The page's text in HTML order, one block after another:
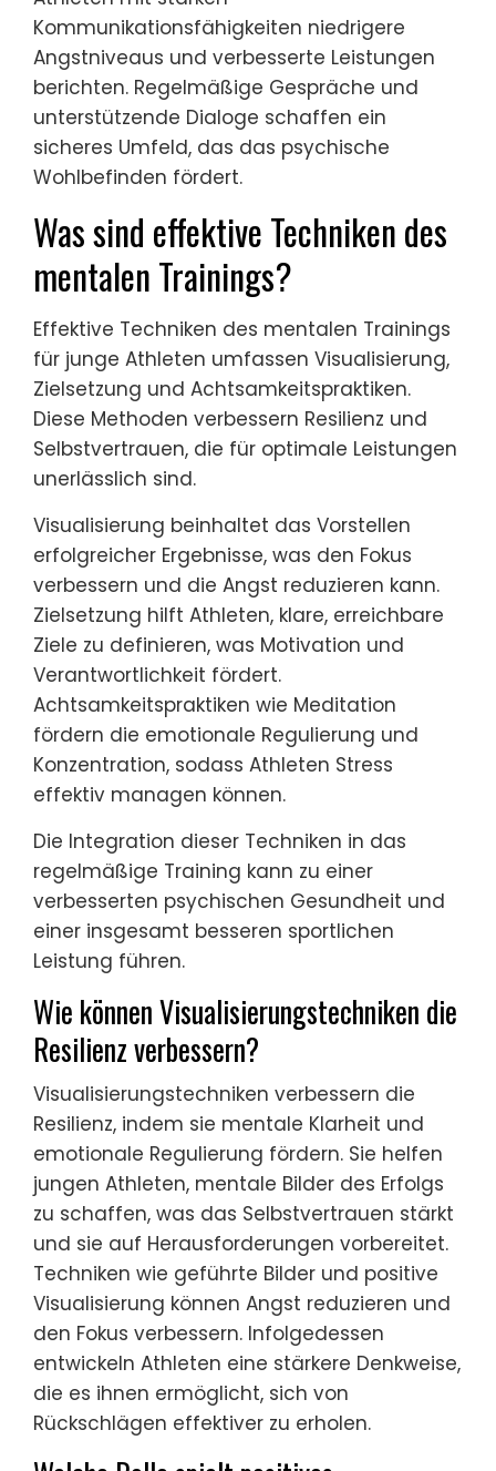
Kommunikationsfähigkeiten niedrigere
Angstniveaus und verbesserte Leistungen
berichten. Regelmäßige Gespräche und
unterstützende Dialoge schaffen ein
sicheres Umfeld, das das psychische
Wohlbefinden fördert.
Was sind effektive Techniken des
mentalen Trainings?
Effektive Techniken des mentalen Trainings
für junge Athleten umfassen Visualisierung,
Zielsetzung und Achtsamkeitspraktiken.
Diese Methoden verbessern Resilienz und
Selbstvertrauen, die für optimale Leistungen
unerlässlich sind.
Visualisierung beinhaltet das Vorstellen
erfolgreicher Ergebnisse, was den Fokus
verbessern und die Angst reduzieren kann.
Zielsetzung hilft Athleten, klare, erreichbare
Ziele zu definieren, was Motivation und
Verantwortlichkeit fördert.
Achtsamkeitspraktiken wie Meditation
fördern die emotionale Regulierung und
Konzentration, sodass Athleten Stress
effektiv managen können.
Die Integration dieser Techniken in das
regelmäßige Training kann zu einer
verbesserten psychischen Gesundheit und
einer insgesamt besseren sportlichen
Leistung führen.
Wie können Visualisierungstechniken die
Resilienz verbessern?
Visualisierungstechniken verbessern die
Resilienz, indem sie mentale Klarheit und
emotionale Regulierung fördern. Sie helfen
jungen Athleten, mentale Bilder des Erfolgs
zu schaffen, was das Selbstvertrauen stärkt
und sie auf Herausforderungen vorbereitet.
Techniken wie geführte Bilder und positive
Visualisierung können Angst reduzieren und
den Fokus verbessern. Infolgedessen
entwickeln Athleten eine stärkere Denkweise,
die es ihnen ermöglicht, sich von
Rückschlägen effektiver zu erholen.